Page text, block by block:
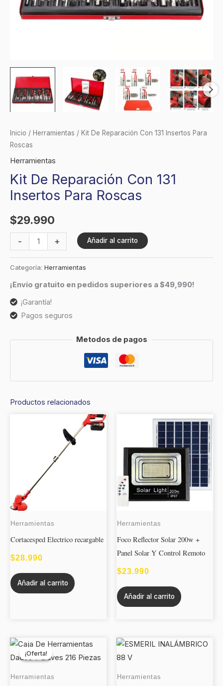
Inicio / Herramientas / Kit De Reparación Con 131 Insertos Para
Roscas
Herramientas
Kit De Reparación Con 131
Insertos Para Roscas
$29.990
- + Añadir al carrito
Categoría: Herramientas
¡Envío gratuito en pedidos superiores a $49,990!
¡Garantía!
Pagos seguros
Metodos de pagos
Productos relacionados
Herramientas
Cortacesped Electrico recargable
$28.990
Añadir al carrito
Herramientas
Foco Reflector Solar 200w +
Panel Solar Y Control Remoto
$23.990
Añadir al carrito
¡Oferta!
¡Oferta!
Herramientas
EL
PRECIO
ORIGINAL
EL
PRECIO
Herramientas